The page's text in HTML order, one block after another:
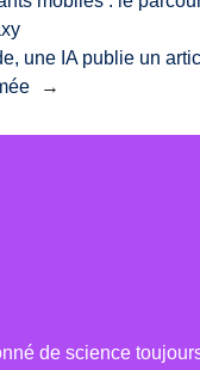
une IA publie un
→
de science